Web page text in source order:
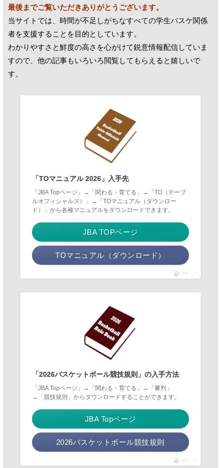
最後までご覧いただきありがとうございます。
当サイトでは、時間が不足しがちなすべての学生バスケ関係
者を支援することを目的としています。
わかりやすさと鮮度の高さを心がけて鋭意情報配信していま
すので、他の記事もいろいろ閲覧してもらえると嬉しいで
す。
「TOマニュアル 2026」入手先
「JBA Topページ」→「関わる・育てる」→「TO（テーブ
ルオフィシャルズ）」→「TOマニュアル（ダウンロー
ド）」から各種マニュアルをダウンロードできます。
JBA TOPページ
TOマニュアル（ダウンロード）
ポチップ
「2026バスケットボール競技規則」の入手方法
「JBA Topページ」→「関わる・育てる」→「審判」
→「競技規則」からダウンロードすることができます。
JBA Topページ
2026バスケットボール競技規則
ポチップ